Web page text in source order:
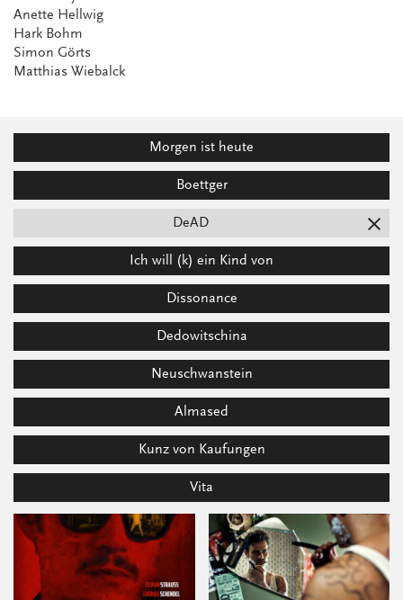
Anette Hellwig
Hark Bohm
Simon Görts
Matthias Wiebalck
Morgen ist heute
Boettger
DeAD
Ich will (k) ein Kind von
Dissonance
Dedowitschina
Neuschwanstein
Almased
Kunz von Kaufungen
Vita